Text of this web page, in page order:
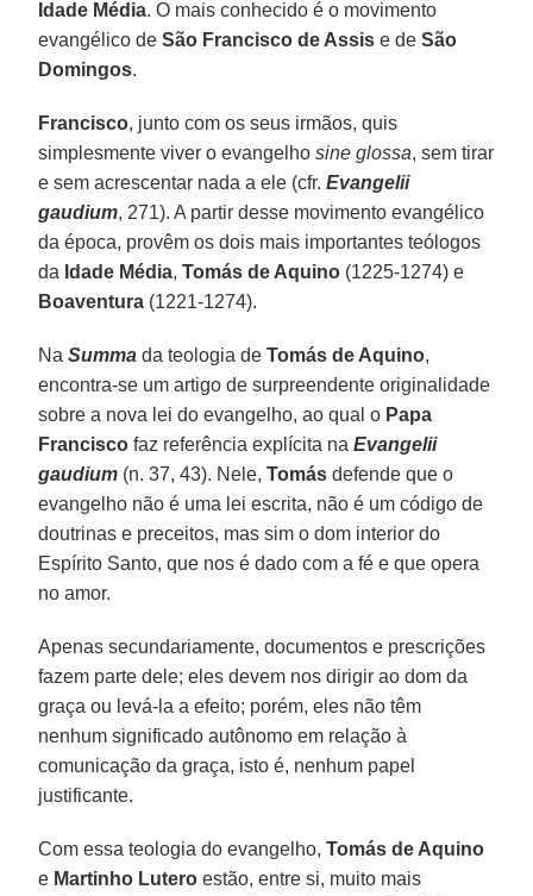
Idade Média. O mais conhecido é o movimento
evangélico deSão Francisco de Assis e deSão
Domingos.
Francisco, junto com os seus irmãos, quis
simplesmente viver o evangelhosine glossa, sem tirar
e sem acrescentar nada a ele (cfr.Evangelii
gaudium, 271). A partir desse movimento evangélico
da época, provêm os dois mais importantes teólogos
da Idade Média,Tomás de Aquino (1225-1274) e
Boaventura (1221-1274).
NaSumma da teologia deTomás de Aquino,
encontra-se um artigo de surpreendente originalidade
sobre a nova lei do evangelho, ao qual o Papa
Francisco faz referência explícita naEvangelii
gaudium (n. 37, 43). Nele,Tomás defende que o
evangelho não é uma lei escrita, não é um código de
doutrinas e preceitos, mas sim o dom interior do
Espírito Santo, que nos é dado com a fé e que opera
no amor.
Apenas secundariamente, documentos e prescrições
fazem parte dele; eles devem nos dirigir ao dom da
graça ou levá-la a efeito; porém, eles não têm
nenhum significado autônomo em relação à
comunicação da graça, isto é, nenhum papel
justificante.
Com essa teologia do evangelho,Tomás de Aquino
e Martinho Lutero estão, entre si, muito mais